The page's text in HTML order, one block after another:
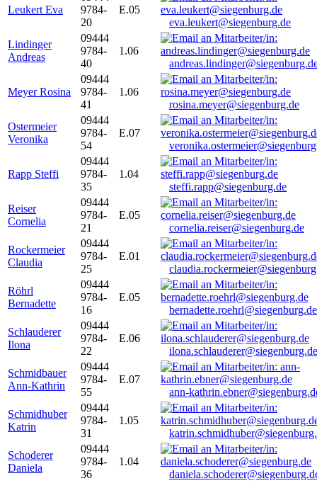
Leukert Eva
9784-
20
E.05
eva.leukert@siegenburg.de
Lindinger
Andreas
09444
9784-
40
1.06
Meyer Rosina
09444
9784-
41
1.06
rosina.meyer@siegenburg.de
Ostermeier
Veronika
09444
9784-
54
E.07
Rapp Steffi
09444
9784-
35
1.04
steffi.rapp@siegenburg.de
Reiser
Cornelia
09444
9784-
21
E.05
cornelia.reiser@siegenburg.de
Rockermeier
Claudia
09444
9784-
25
E.01
Röhrl
Bernadette
09444
9784-
16
E.05
bernadette.roehrl@siegenburg.de
Schlauderer
Ilona
09444
9784-
22
E.06
ilona.schlauderer@siegenburg.de
Schmidbauer
Ann-Kathrin
09444
9784-
55
E.07
ann-
Schmidhuber
Katrin
09444
9784-
31
1.05
Schoderer
Daniela
09444
9784-
36
1.04